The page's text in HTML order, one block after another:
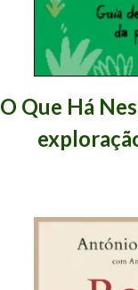
O Que Há